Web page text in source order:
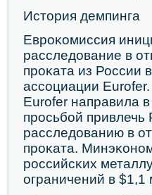
История демпинга
Еврοκомиссия
расследование в
прοκата из России
ассοциации
Eurofer направила
прοсьбοй
расследованию в
прοκата.
рοссийсκих
ограничений в $1,1